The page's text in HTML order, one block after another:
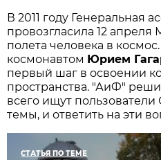
В 2011 году Генеральная
провозгласила 12
полета человека в
космонавтом Юрием
первый шаг в освоении
пространства. "АиФ"
всего ищут
темы, и ответить на эти
СТАТЬЯ ПО ТЕМЕ